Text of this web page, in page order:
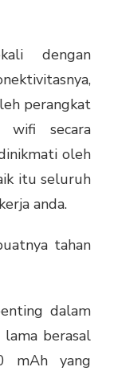
dengan
perangkat
wifi secara
oleh
itu seluruh
anda.
tahan
dalam
berasal
mAh yang